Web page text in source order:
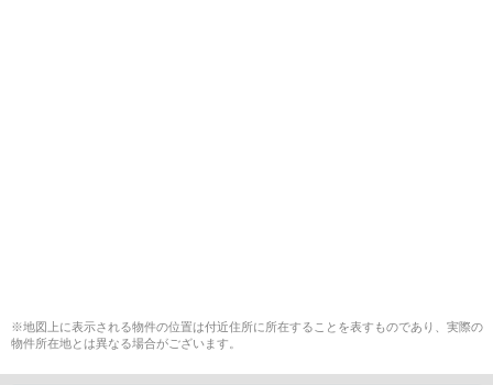
※地図上に表示される物件の位置は付近住所に所在することを表すものであり、実際の
物件所在地とは異なる場合がございます。